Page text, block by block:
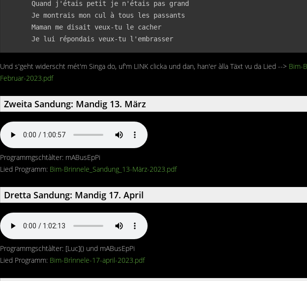
      Quand j'étais petit je n'étais pas grand
      Je montrais mon cul à tous les passants
      Maman me disait veux-tu le cacher
      Je lui répondais veux-tu l'embrasser
Und s'geht widerscht mét'm Singa do, uf'm LINK clicka und dan, han'er àlla Täxt vu da Lied --> Bim-
Februar-2023.pdf
Zweita Sandung: Mandig 13. März
Programmgschtàlter: mABusEpPi
Lied Programm: Bim-Brinnele_Sandung_13-März-2023.pdf
Dretta Sandung: Mandig 17. April
Programmgschtàlter: [Luc]() und mABusEpPi
Lied Programm: Bim-Brìnnele-17-april-2023.pdf